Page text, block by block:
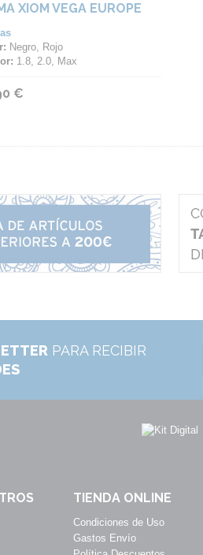
XIOM VEGA EUROPE
Negro, Rojo
1.8, 2.0, Max
€
PARA RECIBIR
TIENDA ONLINE
Condiciones de Uso
Gastos Envío